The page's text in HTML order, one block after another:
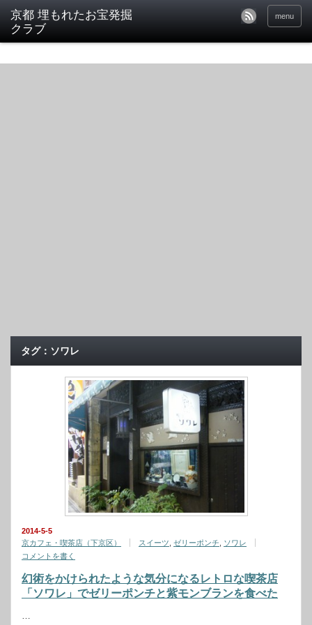
京都 埋もれたお宝発掘
クラブ
menu
タグ：ソワレ
2014-5-5
京カフェ・喫茶店（下京区）
スイーツ ゼリーポンチ
ソワレ
コメントを書く
幻術をかけられたような気分になるレトロな喫茶店
「ソワレ」でゼリーポンチと紫モンブランを食べた